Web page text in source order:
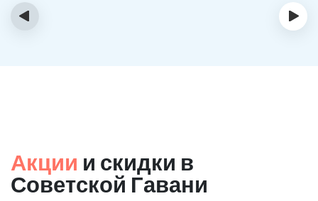
‹ ›
Акции и скидки в
Советской Гавани